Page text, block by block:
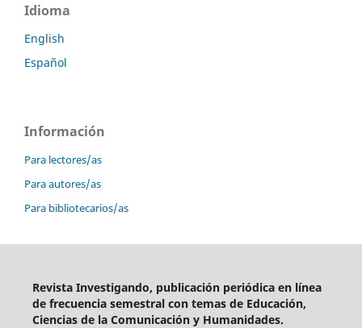
Idioma
English
Español
Información
Para lectores/as
Para autores/as
Para bibliotecarios/as
Revista Investigando, publicación periódica en línea
de frecuencia semestral con temas de Educación,
Ciencias de la Comunicación y Humanidades.